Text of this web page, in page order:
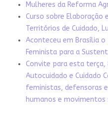
Mulheres da Reforma
Curso sobre Elaboração
Territórios de Cuidado,
Aconteceu em Brasília
Feminista para a
Convite para esta terça,
Autocuidado e Cuidado
feministas, defensoras
humanos e movimentos